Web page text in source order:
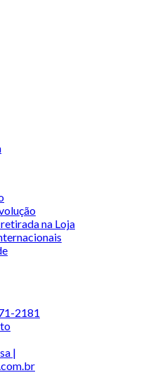
na Loja
2181
|